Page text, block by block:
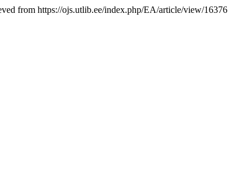
from https://ojs.utlib.ee/index.php/EA/article/view/16376